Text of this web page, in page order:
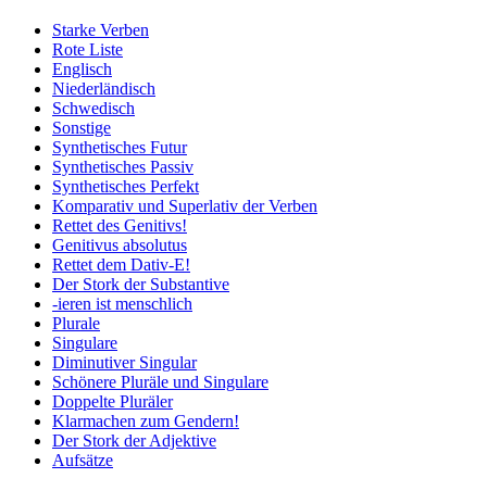
Starke Verben
Rote Liste
Englisch
Niederländisch
Schwedisch
Sonstige
Synthetisches Futur
Synthetisches Passiv
Synthetisches Perfekt
Komparativ und Superlativ der Verben
Rettet des Genitivs!
Genitivus absolutus
Rettet dem Dativ-E!
Der Stork der Substantive
-ieren ist menschlich
Plurale
Singulare
Diminutiver Singular
Schönere Pluräle und Singulare
Doppelte Pluräler
Klarmachen zum Gendern!
Der Stork der Adjektive
Aufsätze